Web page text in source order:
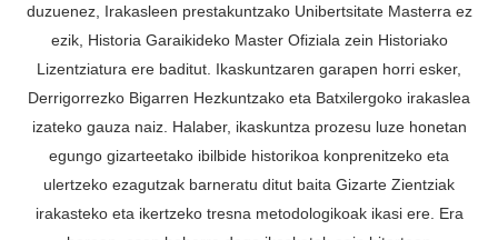
duzuenez, Irakasleen prestakuntzako Unibertsitate Masterra ez
ezik, Historia Garaikideko Master Ofiziala zein Historiako
Lizentziatura ere baditut. Ikaskuntzaren garapen horri esker,
Derrigorrezko Bigarren Hezkuntzako eta Batxilergoko irakaslea
izateko gauza naiz. Halaber, ikaskuntza prozesu luze honetan
egungo gizarteetako ibilbide historikoa konprenitzeko eta
ulertzeko ezagutzak barneratu ditut baita Gizarte Zientziak
irakasteko eta ikertzeko tresna metodologikoak ikasi ere. Era